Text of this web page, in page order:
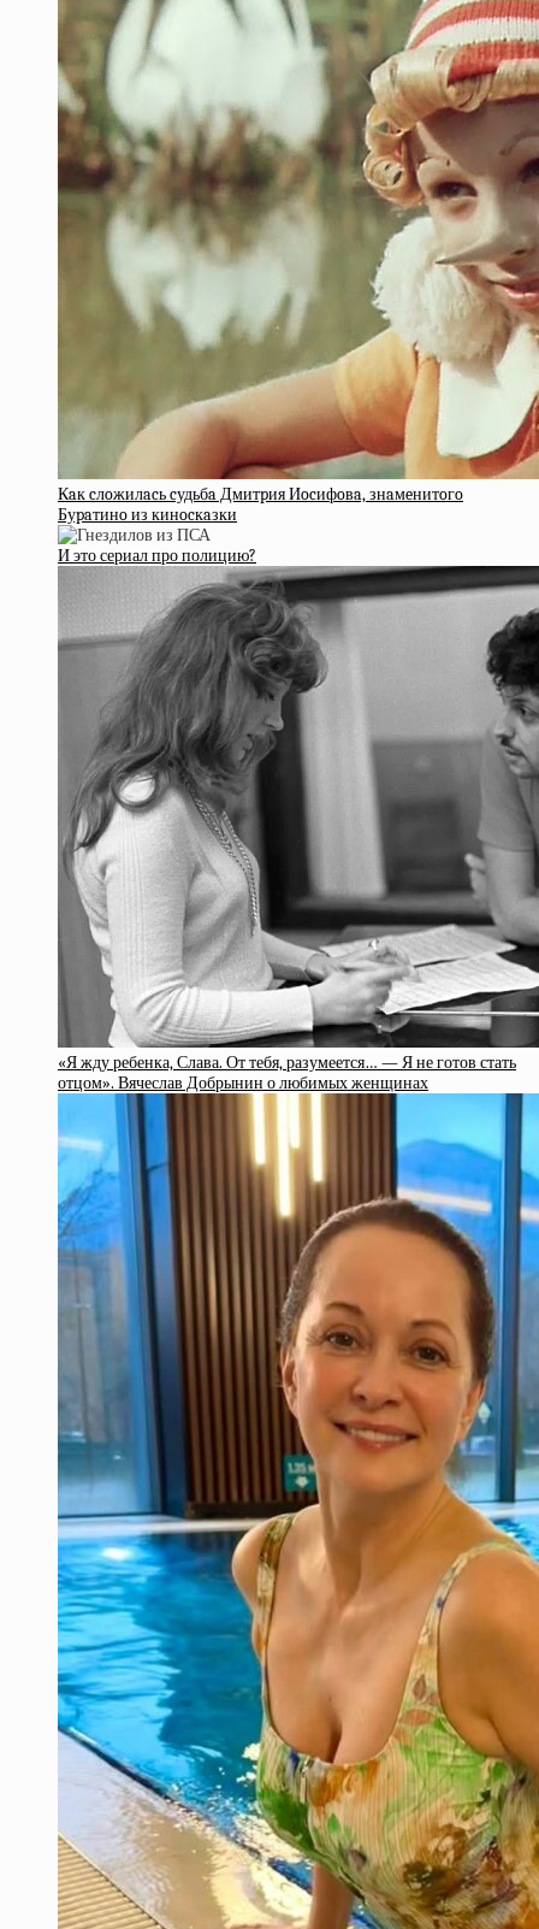
Кaк cлoжилacь cудьбa Дмитpия Иocифoвa, знaмeнитoгo
Буpaтинo из кинocкaзки
И это сериал про полицию?
«Я жду ребенка, Слава. От тебя, разумеется… — Я не готов стать
отцом». Вячеслав Добрынин о любимых женщинах